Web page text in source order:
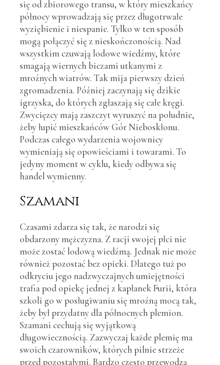
się od zbiorowego transu, w który mieszkańcy
północy wprowadzają się przez długotrwałe
wyziębienie i niespanie. Tylko w ten sposób
mogą połączyć się z nieskończonością. Nad
wszystkim czuwają lodowe wiedźmy, które
smagają wiernych biczami utkanymi z
mroźnych wiatrów. Tak mija pierwszy dzień
zgromadzenia. Później zaczynają się dzikie
igrzyska, do których zgłaszają się całe kręgi.
Zwycięzcy mają zaszczyt wyruszyć na południe,
żeby łupić mieszkańców Gór Nieboskłonu.
Podczas całego wydarzenia wojownicy
wymieniają się opowieściami i towarami. To
jedyny moment w cyklu, kiedy odbywa się
handel wymienny.
Szamani
Czasami zdarza się tak, że narodzi się
obdarzony mężczyzna. Z racji swojej płci nie
może zostać lodową wiedźmą. Jednak nie może
również pozostać bez opieki. Dlatego tuż po
odkryciu jego nadzwyczajnych umiejętności
trafia pod opiekę jednej z kapłanek Furii, która
szkoli go w posługiwaniu się mroźną mocą tak,
żeby był przydatny dla północnych plemion.
Szamani cechują się wyjątkową
długowiecznością. Zazwyczaj każde plemię ma
swoich czarowników, których pilnie strzeże
przed pozostałymi. Bardzo często przewodzą